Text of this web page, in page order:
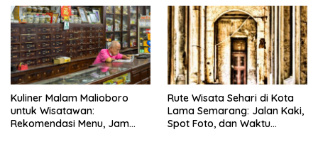
Kuliner Malam Malioboro
untuk Wisatawan:
Rekomendasi Menu, Jam
Rute Wisata Sehari di Kota
Lama Semarang: Jalan Kaki,
Spot Foto, dan Waktu